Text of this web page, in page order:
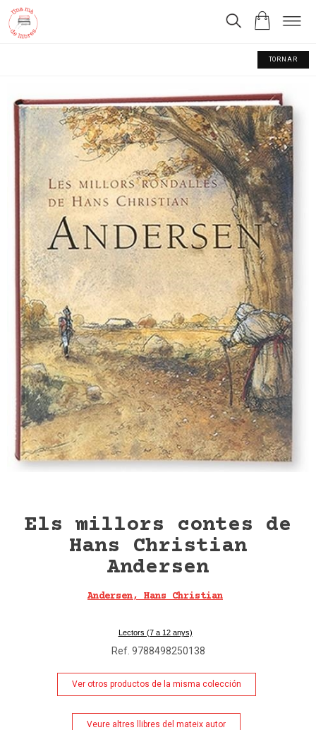
TORNAR
Els millors contes de
Hans Christian
Andersen
Andersen, Hans Christian
Lectors (7 a 12 anys)
Ref. 9788498250138
Ver otros productos de la misma colección
Veure altres llibres del mateix autor